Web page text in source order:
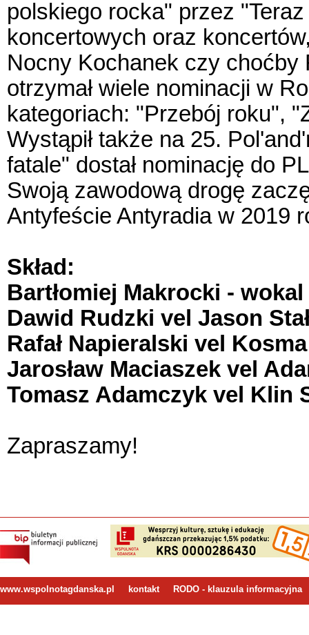
polskiego rocka" przez
koncertowych oraz
Nocny Kochanek czy choćby
otrzymał wiele nominacji w
kategoriach: "Przebój roku",
Wystąpił także na 25.
fatale" dostał nominację do
Swoją zawodową drogę
Antyfeście Antyradia w 2019
Skład:
Bartłomiej Makrocki - wokal
Dawid Rudzki vel Jason
Rafał Napieralski vel
Jarosław Maciaszek vel
Tomasz Adamczyk vel Klin
Zapraszamy!
www.wspolnotagdanska.pl kontakt RODO - klauzula informacyjna